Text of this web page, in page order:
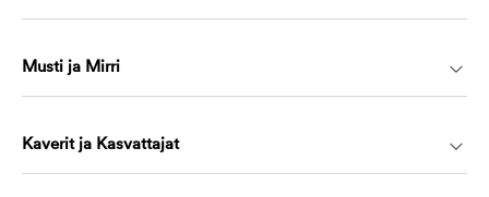
Musti ja Mirri
Kaverit ja Kasvattajat